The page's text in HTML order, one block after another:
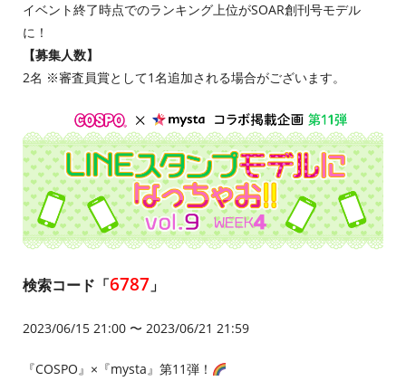
イベント終了時点でのランキング上位がSOAR創刊号モデル
に！
【募集人数】
2名 ※審査員賞として1名追加される場合がございます。
検索コード「6787 」
2023/06/15 21:00 〜 2023/06/21 21:59
『COSPO』×『mysta』第11弾！